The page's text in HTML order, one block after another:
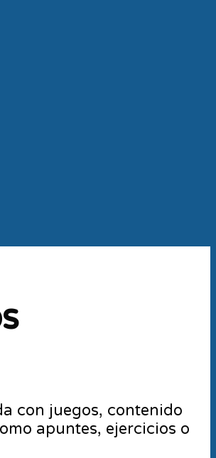
con juegos, contenido
apuntes, ejercicios o